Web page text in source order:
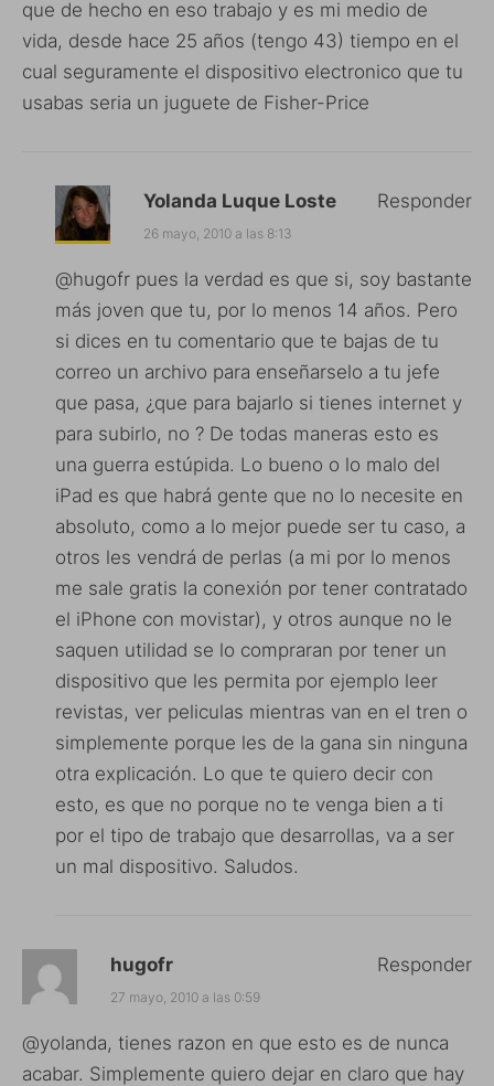
que de hecho en eso trabajo y es mi medio de
vida, desde hace 25 años (tengo 43) tiempo en el
cual seguramente el dispositivo electronico que tu
usabas seria un juguete de Fisher-Price
Yolanda Luque Loste
26 mayo, 2010 a las 8:13
@hugofr pues la verdad es que si, soy bastante
más joven que tu, por lo menos 14 años. Pero
si dices en tu comentario que te bajas de tu
correo un archivo para enseñarselo a tu jefe
que pasa, ¿que para bajarlo si tienes internet y
para subirlo, no ? De todas maneras esto es
una guerra estúpida. Lo bueno o lo malo del
iPad es que habrá gente que no lo necesite en
absoluto, como a lo mejor puede ser tu caso, a
otros les vendrá de perlas (a mi por lo menos
me sale gratis la conexión por tener contratado
el iPhone con movistar), y otros aunque no le
saquen utilidad se lo compraran por tener un
dispositivo que les permita por ejemplo leer
revistas, ver peliculas mientras van en el tren o
simplemente porque les de la gana sin ninguna
otra explicación. Lo que te quiero decir con
esto, es que no porque no te venga bien a ti
por el tipo de trabajo que desarrollas, va a ser
un mal dispositivo. Saludos.
Responder
hugofr
27 mayo, 2010 a las 0:59
@yolanda, tienes razon en que esto es de nunca
acabar. Simplemente quiero dejar en claro que hay
Responder